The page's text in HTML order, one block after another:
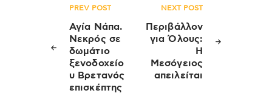
Πλοήγηση
άρθρων
PREV POST
Αγία Νάπα.
Νεκρός σε
δωμάτιο
ξενοδοχείο
υ Βρετανός
επισκέπτης
NEXT POST
Περιβάλλον
για Όλους:
Η
Μεσόγειος
απειλείται